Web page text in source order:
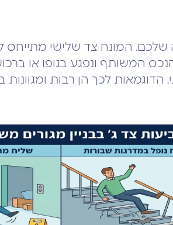
שלכם. המונח צד שלישי מתייחס
המשותף ונפגע בגופו או
לכך הן רבות ומגוונות